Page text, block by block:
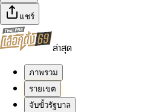
แชร์
ล่าสุด
ภาพรวม
รายเขต
จับขั้วรัฐบาล